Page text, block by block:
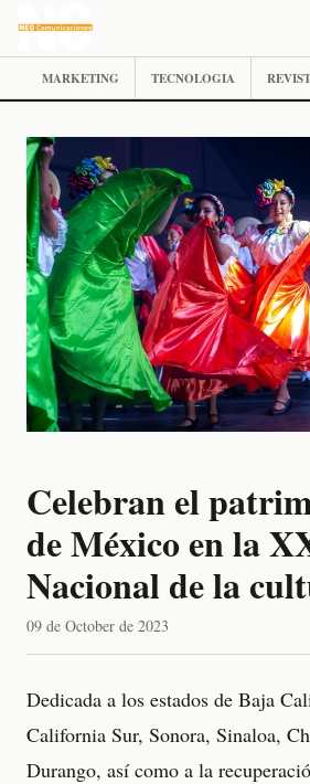
MARKETING TECNOLOGIA
Celebran el
de México en la
Nacional de la
09 de October de 2023
Dedicada a los estados de Baja
California Sur, Sonora, Sinaloa,
Durango, así como a la